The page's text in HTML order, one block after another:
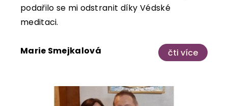
podařilo se mi odstranit díky Védské
meditaci.
Marie Smejkalová čti více